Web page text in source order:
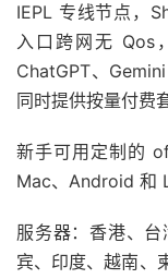
IEPL 专线节点，
入口跨网无 Qos
ChatGPT、
同时提供按量付费
新手可用定制的
Mac、Android 和
服务器：香港、
宾、印度、越南、